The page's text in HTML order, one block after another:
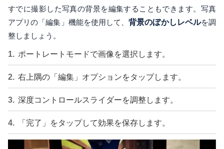
すでに撮影した写真の背景を編集することもできます。写真
アプリの「編集」機能を使用して、背景のぼかしレベルを調
整しましょう。
ポートレートモードで画像を選択します。
右上隅の「編集」オプションをタップします。
深度コントロールスライダーを調整します。
「完了」をタップして効果を保存します。